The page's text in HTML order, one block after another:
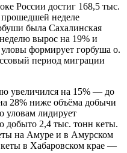
России достиг 168,5 тыс.
неделе
была Сахалинская
вырос на 19% и
формирует горбуша о.
период миграции
увеличился на 15% — до
28% ниже объёма добычи
уловам лидирует
добыто 2,4 тыс. тонн кеты.
на Амуре и в Амурском
в Хабаровском крае —